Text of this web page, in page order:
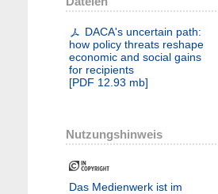
DACA's uncertain path:
how policy threats reshape
economic and social gains
for recipients
[PDF 12.93 mb]
Nutzungshinweis
Das Medienwerk ist im